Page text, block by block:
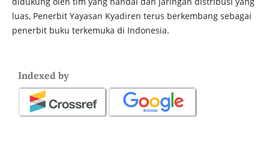
luas, Penerbit Yayasan Kyadiren terus berkembang sebagai
penerbit buku terkemuka di Indonesia.
Indexed by